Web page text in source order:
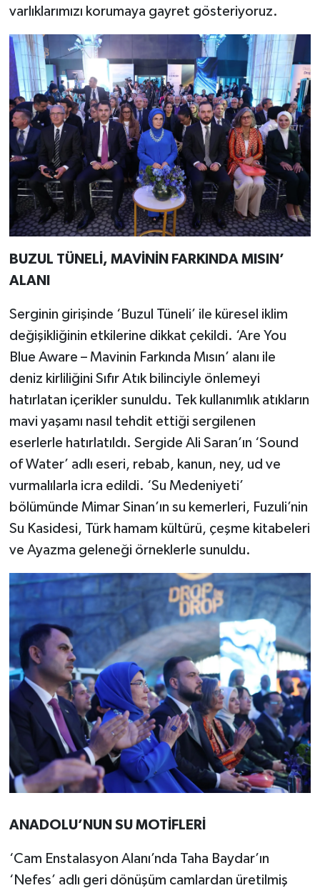
varlıklarımızı korumaya gayret gösteriyoruz.
BUZUL TÜNELİ, MAVİNİN FARKINDA MISIN’
ALANI
Serginin girişinde ‘Buzul Tüneli’ ile küresel iklim
değişikliğinin etkilerine dikkat çekildi. ‘Are You
Blue Aware – Mavinin Farkında Mısın’ alanı ile
deniz kirliliğini Sıfır Atık bilinciyle önlemeyi
hatırlatan içerikler sunuldu. Tek kullanımlık atıkların
mavi yaşamı nasıl tehdit ettiği sergilenen
eserlerle hatırlatıldı. Sergide Ali Saran’ın ‘Sound
of Water’ adlı eseri, rebab, kanun, ney, ud ve
vurmalılarla icra edildi. ‘Su Medeniyeti’
bölümünde Mimar Sinan’ın su kemerleri, Fuzuli’nin
Su Kasidesi, Türk hamam kültürü, çeşme kitabeleri
ve Ayazma geleneği örneklerle sunuldu.
ANADOLU’NUN SU MOTİFLERİ
‘Cam Enstalasyon Alanı’nda Taha Baydar’ın
‘Nefes’ adlı geri dönüşüm camlardan üretilmiş